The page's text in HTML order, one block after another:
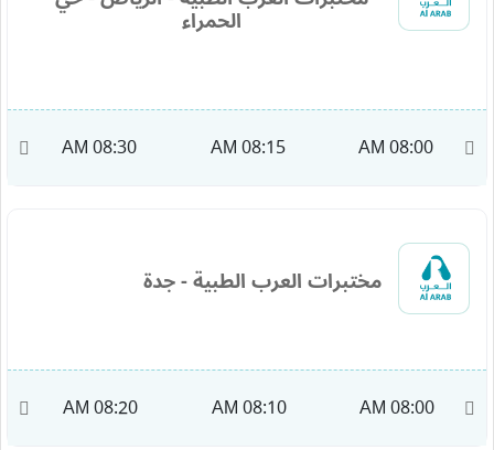
الحمراء
08:00 AM
08:15 AM
08:30 AM
مختبرات العرب الطبية - جدة
08:00 AM
08:10 AM
08:20 AM